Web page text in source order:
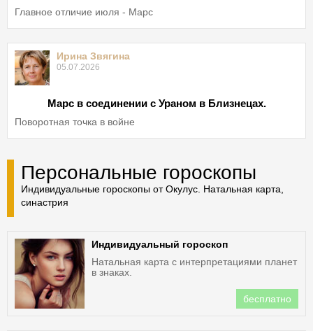
Главное отличие июля - Марс
Ирина Звягина
05.07.2026
Марс в соединении с Ураном в Близнецах.
Поворотная точка в войне
Персональные гороскопы
Индивидуальные гороскопы от Окулус. Натальная карта,
синастрия
Индивидуальный гороскоп
Натальная карта с интерпретациями планет
в знаках.
бесплатно